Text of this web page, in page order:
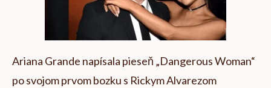
Ariana Grande napísala pieseň „Dangerous Woman“
po svojom prvom bozku s Rickym Alvarezom